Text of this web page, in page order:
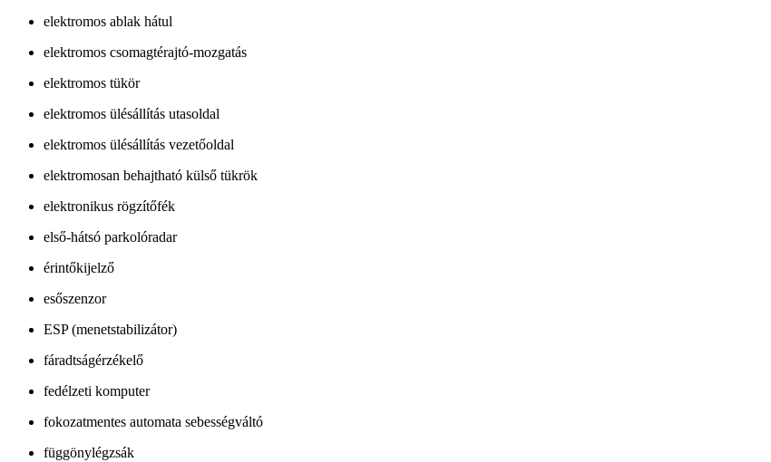
elektromos ablak hátul
elektromos csomagtérajtó-mozgatás
elektromos tükör
elektromos ülésállítás utasoldal
elektromos ülésállítás vezetőoldal
elektromosan behajtható külső tükrök
elektronikus rögzítőfék
első-hátsó parkolóradar
érintőkijelző
esőszenzor
ESP (menetstabilizátor)
fáradtságérzékelő
fedélzeti komputer
fokozatmentes automata sebességváltó
függönylégzsák